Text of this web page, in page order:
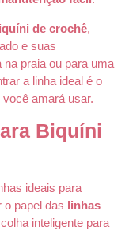
de crochê,
e suas
praia ou para uma
a linha ideal é o
amará usar.
Biquíni
ideais para
o papel das linhas
inteligente para